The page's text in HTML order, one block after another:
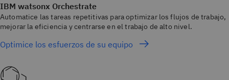
IBM watsonx Orchestrate
Automatice las tareas repetitivas para optimizar los flujos de trabajo,
mejorar la eficiencia y centrarse en el trabajo de alto nivel.
Optimice los esfuerzos de su equipo